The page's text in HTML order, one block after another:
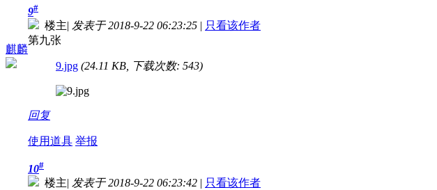
麒麟
9#
楼主| 发表于 2018-9-22 06:23:25 | 只看该作者
第九张
9.jpg (24.11 KB, 下载次数: 543)
回复
使用道具 举报
10#
楼主| 发表于 2018-9-22 06:23:42 | 只看该作者